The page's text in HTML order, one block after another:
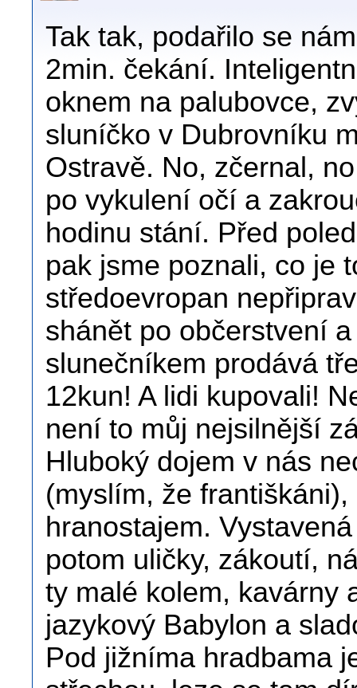
Tak tak, podařilo se
2min. čekání.
oknem na palubovce,
sluníčko v Dubrovníku
Ostravě. No, zčernal,
po vykulení očí a
hodinu stání. Před
pak jsme poznali, co je
středoevropan
shánět po občerstvení
slunečníkem prodává
12kun! A lidi kupovali!
není to můj nejsilnější
Hluboký dojem v nás
(myslím, že
hranostajem.
potom uličky, zákoutí,
ty malé kolem, kavárny
jazykový Babylon a
Pod jižníma hradbama